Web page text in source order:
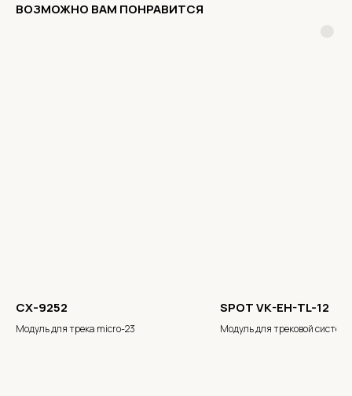
ВОЗМОЖНО ВАМ ПОНРАВИТСЯ
CX-9252
Модуль для трека micro-23
SPOT VK-EH-TL-12
Модуль для трековой